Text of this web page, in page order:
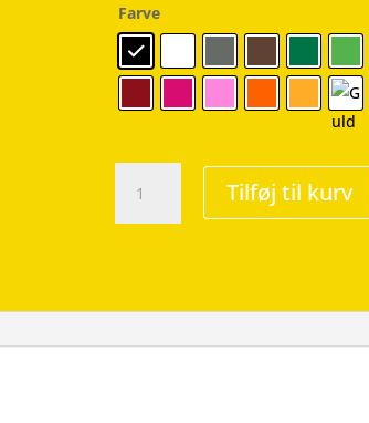
Farve
Awesome
-
Tilføj til kurv